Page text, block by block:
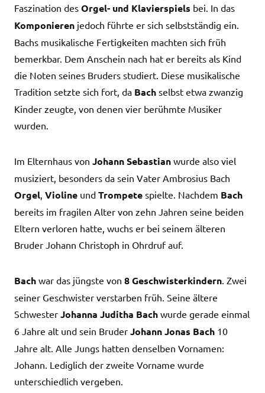
Faszination des Orgel- und Klavierspiels bei. In das
Komponieren jedoch führte er sich selbstständig ein.
Bachs musikalische Fertigkeiten machten sich früh
bemerkbar. Dem Anschein nach hat er bereits als Kind
die Noten seines Bruders studiert. Diese musikalische
Tradition setzte sich fort, da Bach selbst etwa zwanzig
Kinder zeugte, von denen vier berühmte Musiker
wurden.
Im Elternhaus von Johann Sebastian wurde also viel
musiziert, besonders da sein Vater Ambrosius Bach
Orgel, Violine und Trompete spielte. Nachdem Bach
bereits im fragilen Alter von zehn Jahren seine beiden
Eltern verloren hatte, wuchs er bei seinem älteren
Bruder Johann Christoph in Ohrdruf auf.
Bach war das jüngste von 8 Geschwisterkindern. Zwei
seiner Geschwister verstarben früh. Seine ältere
Schwester Johanna Juditha Bach wurde gerade einmal
6 Jahre alt und sein Bruder Johann Jonas Bach 10
Jahre alt. Alle Jungs hatten denselben Vornamen:
Johann. Lediglich der zweite Vorname wurde
unterschiedlich vergeben.